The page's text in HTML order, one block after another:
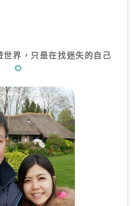
世界，只是在找迷失的自己